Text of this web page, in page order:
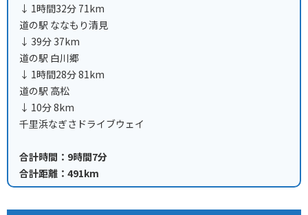
↓ 1時間32分 71km
道の駅 ななもり清見
↓ 39分 37km
道の駅 白川郷
↓ 1時間28分 81km
道の駅 高松
↓ 10分 8km
千里浜なぎさドライブウェイ
合計時間：9時間7分
合計距離：491km